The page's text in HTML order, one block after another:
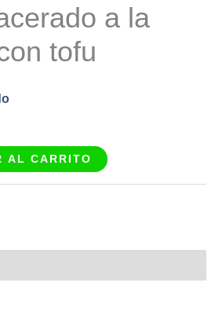
a la
tofu
AL CARRITO